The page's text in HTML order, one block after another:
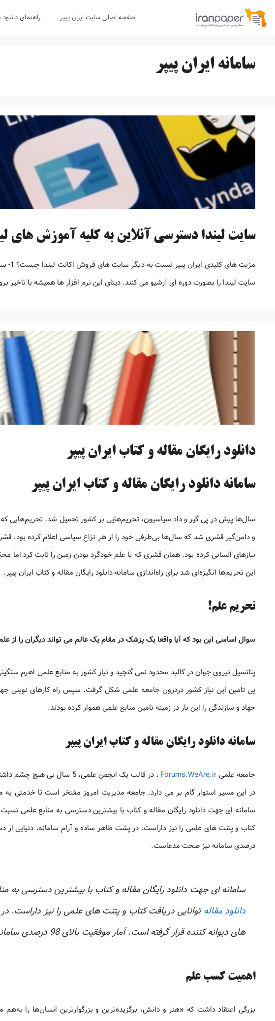
پرش
صفحه اصلی سایت ایران پیپر راهنمای
سامانه ایران پیپر
سایت لیندا دسترسی آنلاین به کلیه آموزش های
مزیت
سایت لیندا را بصورت دوره ای آرشیو می کنند. دیتای این نرم افزار ها همیشه با تاخیر
دانلود رایگان مقاله و کتاب ایران پیپر
سامانه دانلود رایگان مقاله و کتاب ایران پیپر
سال‌ها پیش در پی گیر و داد سیاسیون، تحریم‌هایی بر کشور تحمیل شد. تحریم‌هایی که
و دامن‌گیر قشری شد که سال‌ها بی‌طرفی خود را از هر نزاع سیاسی اعلام کرده بود.
نیازهای انسانی کرده بود. همان قشری که با علم خودگرد بودن زمین را ثابت کرد
این تحریم‌ها انگیزه‌ای شد برای راه‌اندازی سامانه دانلود رایگان مقاله و کتاب ایران پیپر.
تحریم علم!
سوال اساسی این بود که آیا واقعا یک پزشک در مقام یک عالم می تواند دیگران را از
پتانسیل نیروی جوان در کالبد محدود نمی گنجید و نیاز کشور به منابع علمی اهرم
پی تامین این نیاز کشور دردرون جامعه علمی شکل گرفت. سپس راه کارهای نوینی
جهاد و سازندگی را این بار در زمینه تامین منابع علمی هموار کرده بودند.
سامانه دانلود رایگان مقاله و کتاب ایران پیپر
جامعه علمی Forums.WeAre.ir
، در قالب یک انجمن علمی، 5
در این مسیر استوار گام بر می دارد. جامعه مدیریت امروز مفتخر است تا خدمتی به
سامانه ای جهت دانلود رایگان مقاله و کتاب با بیشترین دسترسی به منابع علمی نسبت
درصدی سامانه نیز صحت مدعاست.
سامانه ای جهت دانلود رایگان مقاله و کتاب با بیشترین دسترسی به
دانلود مقالهتوانایی دریافت کتاب و پتنت های علمی را نیز داراست.
های دیوانه کننده قرار گرفته است. آمار موفقیت بالای 98 درصدی سامانه نیز صحت مدعاست.
اهمیت کسب علم
بزرگی اعتقاد داشت که «هنر و دانش، برگزیده‌ترین و بزرگوارترین انسان‌ها را